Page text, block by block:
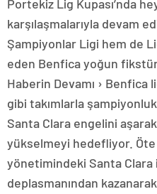
Portekiz Lig Kupası’nda
karşılaşmalarıyla devam
Şampiyonlar Ligi hem de
eden Benfica yoğun
Haberin Devamı ›
gibi takımlarla
Santa Clara engelini
yükselmeyi hedefliyor.
yönetimindeki Santa Clara
deplasmanından